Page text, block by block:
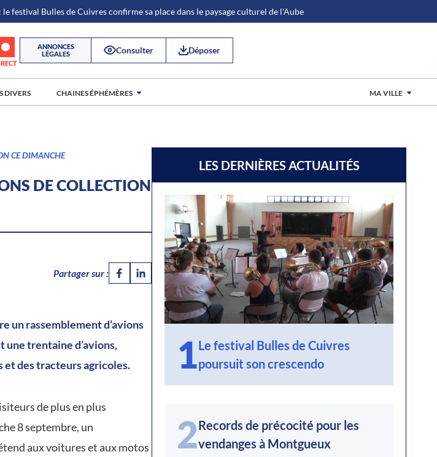
festival Bulles de Cuivres confirme sa place dans le paysage culturel de l'Aube
ANNONCES
LÉGALES
Consulter Déposer
DIVERS CHAINES ÉPHÉMÈRES MA VILLE
CE DIMANCHE
DE COLLECTION
Partager sur :
un rassemblement d’avions
une trentaine d’avions,
et des tracteurs agricoles.
de plus en plus
8 septembre, un
aux voitures et aux motos
LES DERNIÈRES ACTUALITÉS
1Le festival Bulles de Cuivres
poursuit son crescendo
2Records de précocité pour les
vendanges à Montgueux